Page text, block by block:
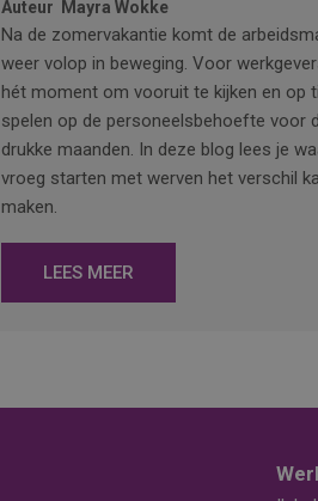
Auteur
Mayra Wokke
Na de zomervakantie komt de
weer volop in beweging. Voor
hét moment om vooruit te kijken en op
spelen op de personeelsbehoefte voor
drukke maanden. In deze blog lees je
vroeg starten met werven het verschil
maken.
LEES MEER